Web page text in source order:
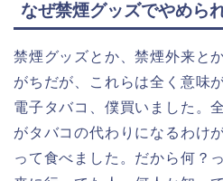
なぜ禁煙グッズでやめら
禁煙グッズとか、禁煙外来と
がちだが、これらは全く意味
電子タバコ、僕買いました。
がタバコの代わりになるわけ
って食べました。だから何？